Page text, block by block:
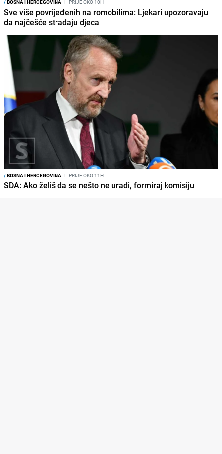
/BOSNA I HERCEGOVINA I PRIJE OKO 10H
Sve više povrijeđenih na romobilima: Ljekari upozoravaju
da najčešće stradaju djeca
/BOSNA I HERCEGOVINA I PRIJE OKO 11H
SDA: Ako želiš da se nešto ne uradi, formiraj komisiju